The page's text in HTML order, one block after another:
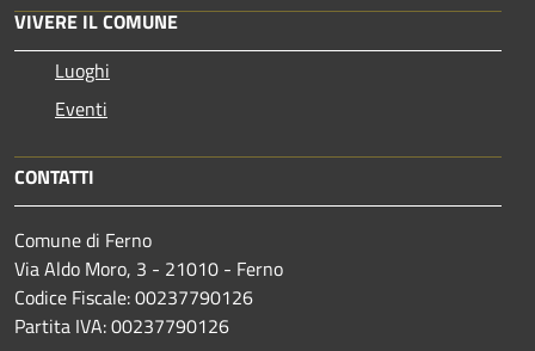
VIVERE IL COMUNE
Luoghi
Eventi
CONTATTI
Comune di Ferno
Via Aldo Moro, 3 - 21010 - Ferno
Codice Fiscale: 00237790126
Partita IVA: 00237790126